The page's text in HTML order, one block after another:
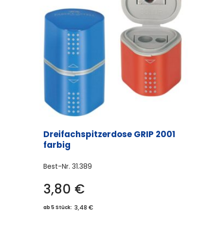
Dreifachspitzerdose GRIP 2001
farbig
Best-Nr. 31.389
3,80 €
ab 5 Stück: 3,48 €